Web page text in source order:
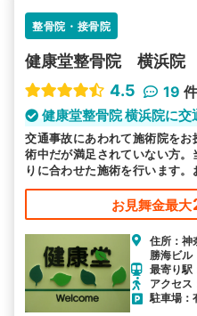
整骨院・接骨院
健康堂整骨院 横浜院
4.5
19
健康堂整骨院 横浜院に
交通事故にあわれて施術院を
術中だが満足されていない方
りに合わせた施術を行います。
お見舞金最大
住所：神
勝海ビル
最寄り駅
アクセス
駐車場：